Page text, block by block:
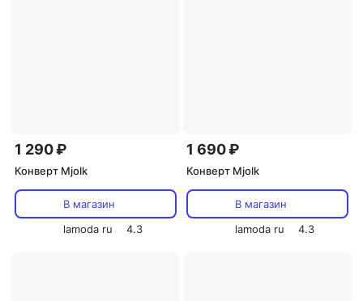
1 290 ₽
Конверт Mjolk
В магазин
lamoda ru
4.3
1 690 ₽
Конверт Mjolk
В магазин
lamoda ru
4.3